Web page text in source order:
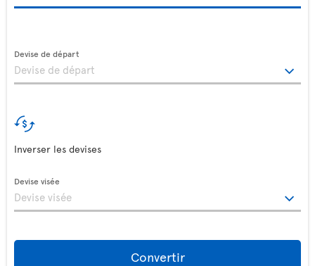
Devise de départ
Inverser les devises
Devise visée
Convertir